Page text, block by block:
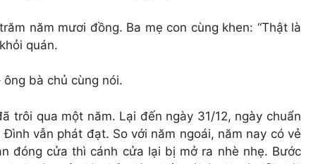
năm mươi đồng. Ba mẹ con cùng khen: “Thật là
quán.
ông bà chủ cùng nói.
trôi qua một năm. Lại đến ngày 31/12, ngày chuẩn
vẫn phát đạt. So với năm ngoái, năm nay có vẻ
đóng cửa thì cánh cửa lại bị mở ra nhè nhẹ. Bước